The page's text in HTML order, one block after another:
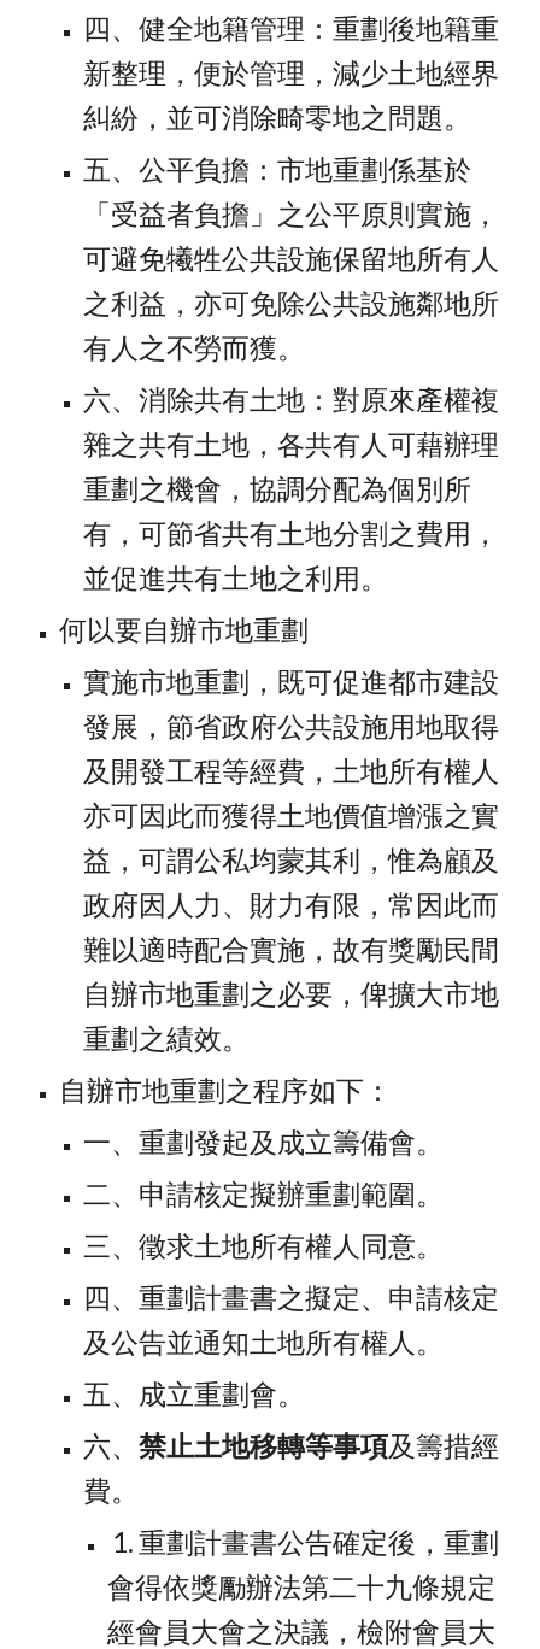
四、健全地籍管理：重劃後地籍重
新整理，便於管理，減少土地經界
糾紛，並可消除畸零地之問題。
五、公平負擔：市地重劃係基於
「受益者負擔」之公平原則實施，
可避免犧牲公共設施保留地所有人
之利益，亦可免除公共設施鄰地所
有人之不勞而獲。
六、消除共有土地：對原來產權複
雜之共有土地，各共有人可藉辦理
重劃之機會，協調分配為個別所
有，可節省共有土地分割之費用，
並促進共有土地之利用。
何以要自辦市地重劃
實施市地重劃，既可促進都市建設
發展，節省政府公共設施用地取得
及開發工程等經費，土地所有權人
亦可因此而獲得土地價值增漲之實
益，可謂公私均蒙其利，惟為顧及
政府因人力、財力有限，常因此而
難以適時配合實施，故有獎勵民間
自辦市地重劃之必要，俾擴大市地
重劃之績效。
自辦市地重劃之程序如下：
一、重劃發起及成立籌備會。
二、申請核定擬辦重劃範圍。
三、徵求土地所有權人同意。
四、重劃計畫書之擬定、申請核定
及公告並通知土地所有權人。
五、成立重劃會。
六、禁止土地移轉等事項及籌措經
費。
會得依獎勵辦法第二十九條規定
經會員大會之決議，檢附會員大